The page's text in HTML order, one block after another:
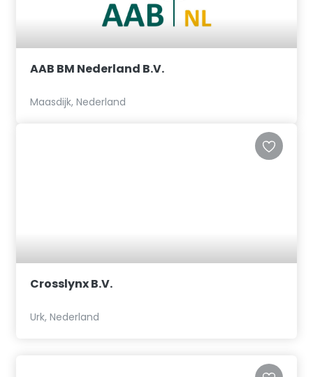
AAB BM Nederland B.V.
Maasdijk, Nederland
Crosslynx B.V.
Urk, Nederland